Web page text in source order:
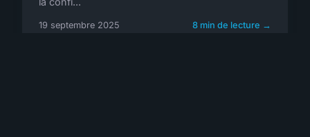
19 septembre 2025 8 min de lecture →